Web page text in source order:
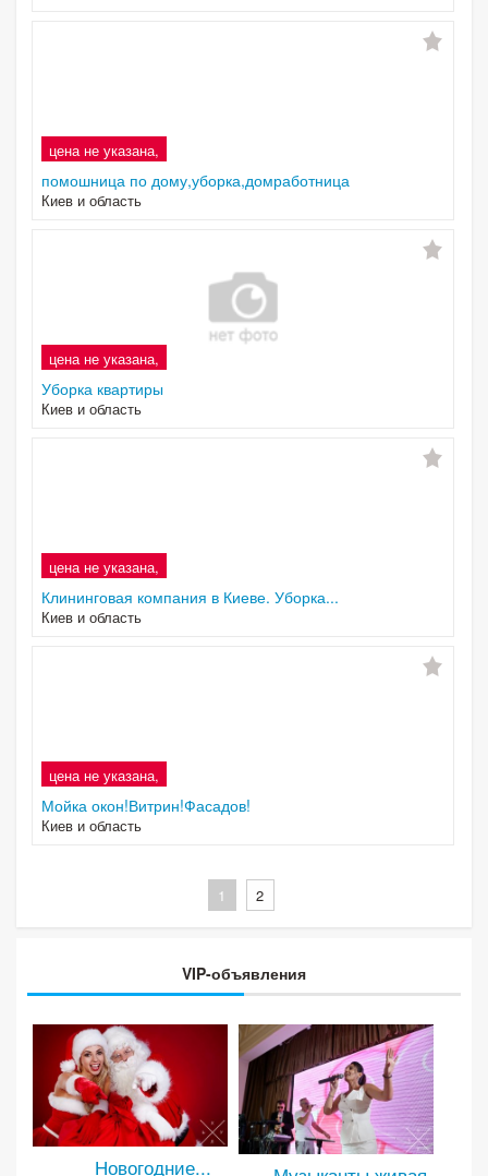
цена не указана,
помошница по дому,уборка,домработница
Киев и область
цена не указана,
Уборка квартиры
Киев и область
цена не указана,
Клининговая компания в Киеве. Уборка...
Киев и область
цена не указана,
Мойка окон!Витрин!Фасадов!
Киев и область
1 2
VIP-объявления
Новогодние...